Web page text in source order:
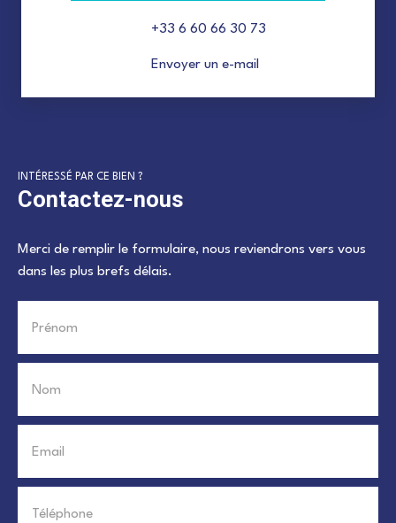
+33 6 60 66 30 73
Envoyer un e-mail
INTÉRESSÉ PAR CE BIEN ?
Contactez-nous
Merci de remplir le formulaire, nous reviendrons vers vous
dans les plus brefs délais.
Prénom
Nom
Email
Téléphone